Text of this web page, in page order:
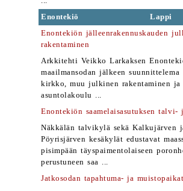
Enontekiö
Lappi
Enontekiön jälleenrakennuskauden
rakentaminen
Arkkitehti Veikko Larkaksen
maailmansodan jälkeen suunnittelema
kirkko, muu julkinen rakentaminen ja
asuntolakoulu ...
Enontekiön saamelaisasutuksen talvi-
Näkkälän talvikylä sekä Kalkujärven
Pöyrisjärven kesäkylät edustavat
pisimpään täyspaimentolaiseen
perustuneen saa ...
Jatkosodan tapahtuma- ja muistopaikat